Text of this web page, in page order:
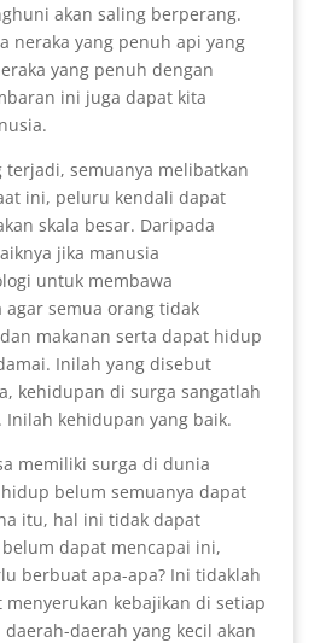
akan saling berperang.
neraka yang penuh api yang
yang penuh dengan
ini juga dapat kita
terjadi, semuanya melibatkan
ini, peluru kendali dapat
skala besar. Daripada
jika manusia
untuk membawa
semua orang tidak
makanan serta dapat hidup
Inilah yang disebut
kehidupan di surga sangatlah
kehidupan yang baik.
memiliki surga di dunia
belum semuanya dapat
itu, hal ini tidak dapat
dapat mencapai ini,
berbuat apa-apa? Ini tidaklah
menyerukan kebajikan di setiap
daerah yang kecil akan